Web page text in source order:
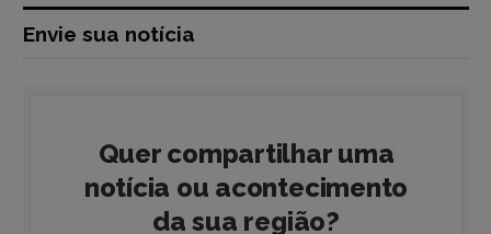
Envie sua notícia
Quer compartilhar uma
notícia ou acontecimento
da sua região?